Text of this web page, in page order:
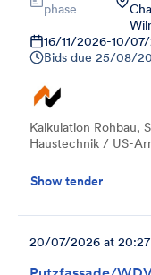
phase
16/11/2026-10/
Bids due 25/08/
Kalkulation Rohbau,
Haustechnik / US-
Show tender
20/07/2026 at 20:27